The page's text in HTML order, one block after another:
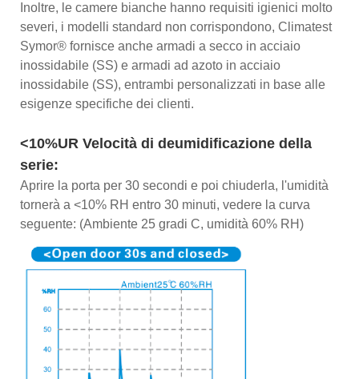
Inoltre, le camere bianche hanno requisiti igienici molto
severi, i modelli standard non corrispondono, Climatest
Symor® fornisce anche armadi a secco in acciaio
inossidabile (SS) e armadi ad azoto in acciaio
inossidabile (SS), entrambi personalizzati in base alle
esigenze specifiche dei clienti.
<10%UR Velocità di deumidificazione della
serie:
Aprire la porta per 30 secondi e poi chiuderla, l'umidità
tornerà a <10% RH entro 30 minuti, vedere la curva
seguente: (Ambiente 25 gradi C, umidità 60% RH)